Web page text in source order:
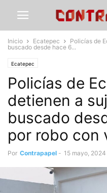
Inicio Ecatepec
Policías de
buscado desde hace 6...
Ecatepec
Policías de
detienen a
buscado
por robo con
Por Contrapapel - 15 mayo, 2024